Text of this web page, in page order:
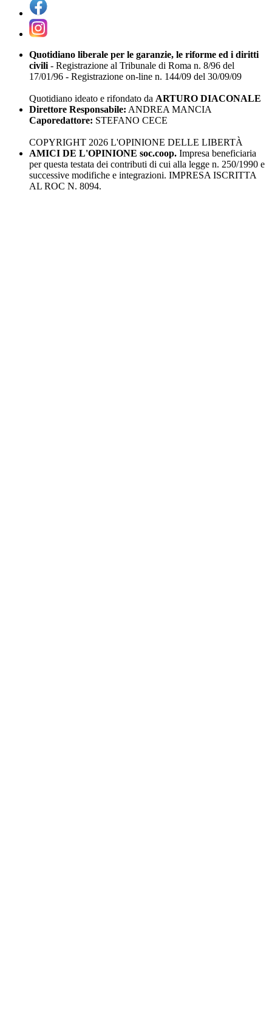
Quotidiano liberale per le garanzie, le riforme ed i diritti
civili - Registrazione al Tribunale di Roma n. 8/96 del
17/01/96 - Registrazione on-line n. 144/09 del 30/09/09
Quotidiano ideato e rifondato da ARTURO DIACONALE
Direttore Responsabile: ANDREA MANCIA
Caporedattore: STEFANO CECE
COPYRIGHT 2026 L'OPINIONE DELLE LIBERTÀ
AMICI DE L'OPINIONE soc.coop. Impresa beneficiaria
per questa testata dei contributi di cui alla legge n. 250/1990 e
successive modifiche e integrazioni. IMPRESA ISCRITTA
AL ROC N. 8094.